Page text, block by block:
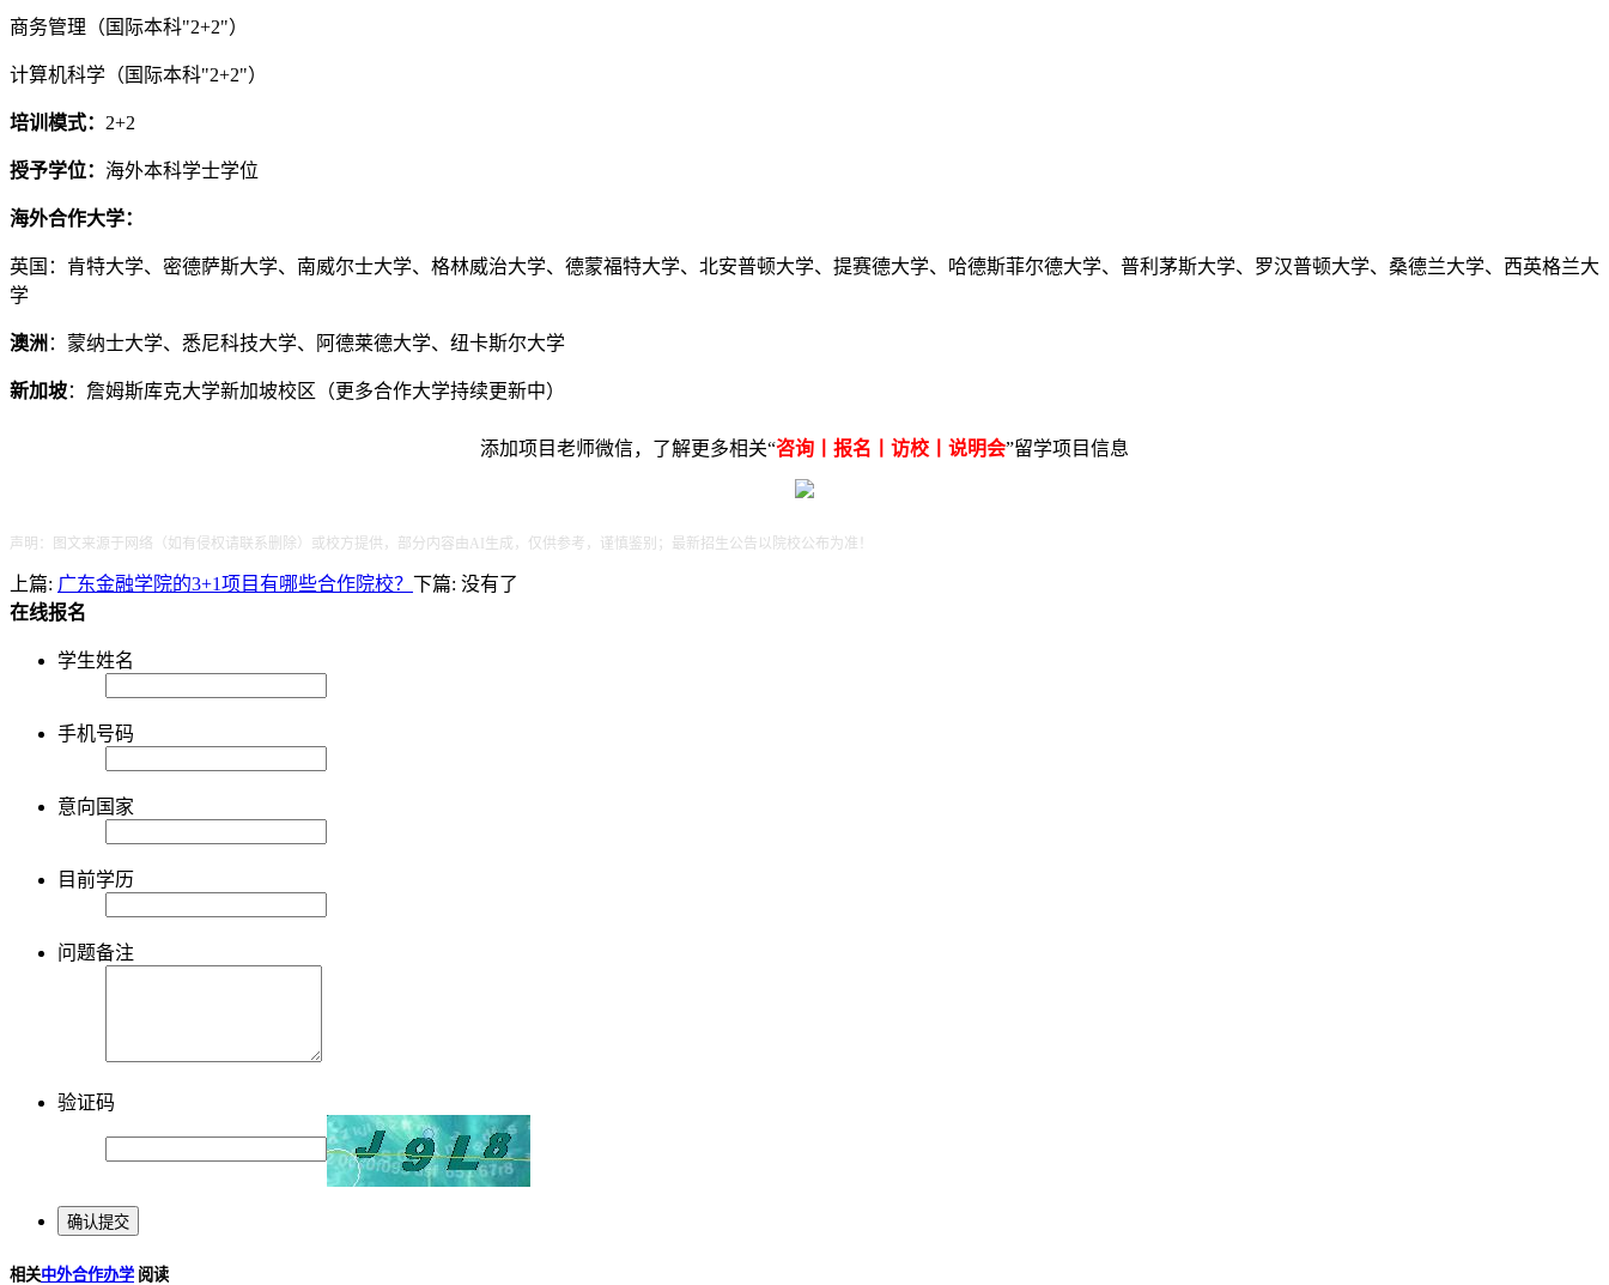
商务管理（国际本科"2+2"）
计算机科学（国际本科"2+2"）
培训模式： 2+2
授予学位： 海外本科学士学位
海外合作大学：
英国：肯特大学、密德萨斯大学、南威尔士大学、格林威治大学、德蒙福特大学、北安普顿大学、提赛德大学、哈德斯菲尔德大学、普利茅斯大学、罗汉普顿大学、桑德兰大学、西英格兰大
学
澳洲 ：蒙纳士大学、悉尼科技大学、阿德莱德大学、纽卡斯尔大学
新加坡：詹姆斯库克大学新加坡校区（更多合作大学持续更新中）
添加项目老师微信，了解更多相关“咨询丨报名丨访校丨说明会”留学项目信息
声明：图文来源于网络（如有侵权请联系删除）或校方提供，部分内容由AI生成，仅供参考，谨慎鉴别；最新招生公告以院校公布为准！
上篇: 广东金融学院的3+1项目有哪些合作院校？ 下篇: 没有了
在线报名
学生姓名
手机号码
意向国家
目前学历
问题备注
验证码
相关中外合作办学 阅读